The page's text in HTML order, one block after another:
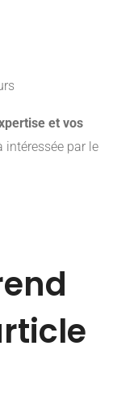
et vos
intéressée par le